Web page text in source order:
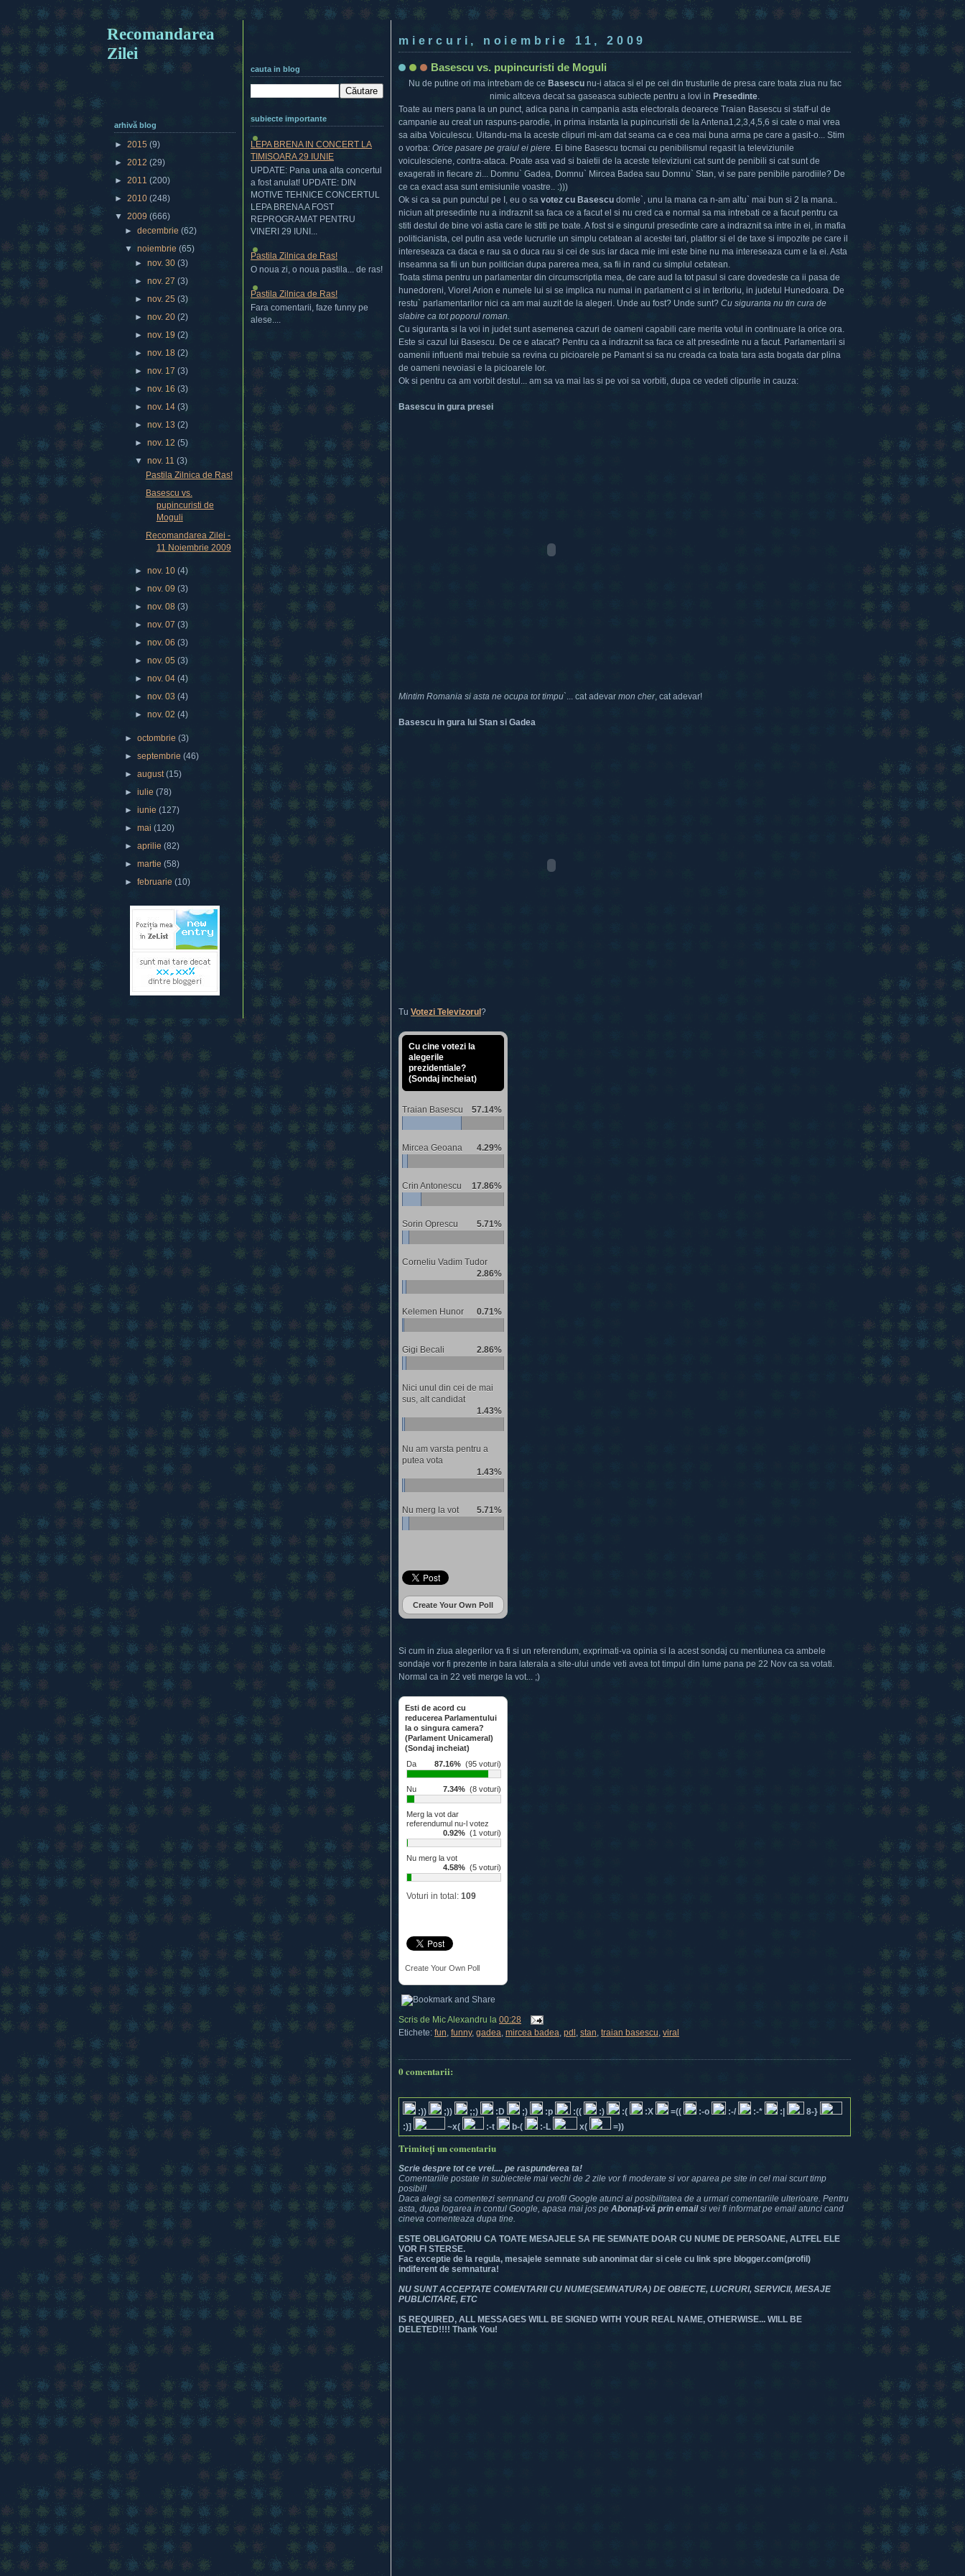
miercuri, noiembrie 11, 2009
Basescu vs. pupincuristi de Moguli
Nu de putine ori ma intrebam de ce Basescunu-i ataca si el pe cei din trusturile de presa care toata ziua nu fac
nimic altceva decat sa gaseasca subiecte pentru a lovi in Presedinte.
Toate au mers pana la un punct, adica pana in campania asta electorala deoarece Traian Basescu si staff-ul de
campanie au creat un raspuns-parodie, in prima instanta la pupincuristii de la Antena1,2,3,4,5,6 si cate o mai vrea
sa aiba Voiculescu. Uitandu-ma la aceste clipuri mi-am dat seama ca e cea mai buna arma pe care a gasit-o... Stim
o vorba: Orice pasare pe graiul ei piere. Ei bine Basescu tocmai cu penibilismul regasit la televiziunile
voiculesciene, contra-ataca. Poate asa vad si baietii de la aceste televiziuni cat sunt de penibili si cat sunt de
exagerati in fiecare zi... Domnu` Gadea, Domnu` Mircea Badea sau Domnu` Stan, vi se pare penibile parodiile? De
ce ca exact asa sunt emisiunile voastre.. :)))
Ok si ca sa pun punctul pe I, eu o sa votez cu Basescu domle`, unu la mana ca n-am altu` mai bun si 2 la mana..
niciun alt presedinte nu a indraznit sa faca ce a facut el si nu cred ca e normal sa ma intrebati ce a facut pentru ca
stiti destul de bine voi astia care le stiti pe toate. A fost si e singurul presedinte care a indraznit sa intre in ei, in mafia
politicianista, cel putin asa vede lucrurile un simplu cetatean al acestei tari, platitor si el de taxe si impozite pe care il
intereseaza ca daca e rau sa o duca rau si cei de sus iar daca mie imi este bine nu ma intereseaza cum e la ei. Asta
inseamna sa fii un bun politician dupa parerea mea, sa fii in rand cu simplul cetatean.
Toata stima pentru un parlamentar din circumscriptia mea, de care aud la tot pasul si care dovedeste ca ii pasa de
hunedoreni, Viorel Arion e numele lui si se implica nu numai in parlament ci si in teritoriu, in judetul Hunedoara. De
restu` parlamentarilor nici ca am mai auzit de la alegeri. Unde au fost? Unde sunt? Cu siguranta nu tin cura de
slabire ca tot poporul roman.
Cu siguranta si la voi in judet sunt asemenea cazuri de oameni capabili care merita votul in continuare la orice ora.
Este si cazul lui Basescu. De ce e atacat? Pentru ca a indraznit sa faca ce alt presedinte nu a facut. Parlamentarii si
oamenii influenti mai trebuie sa revina cu picioarele pe Pamant si sa nu creada ca toata tara asta bogata dar plina
de oameni nevoiasi e la picioarele lor.
Ok si pentru ca am vorbit destul... am sa va mai las si pe voi sa vorbiti, dupa ce vedeti clipurile in cauza:
Basescu in gura presei
Mintim Romania si asta ne ocupa tot timpu`... cat adevar mon cher, cat adevar!
Basescu in gura lui Stan si Gadea
Tu Votezi Televizorul ?
Cu cine votezi la
alegerile
prezidentiale?
(Sondaj incheiat)
Traian Basescu 57.14%
Mircea Geoana 4.29%
Crin Antonescu 17.86%
Sorin Oprescu 5.71%
Corneliu Vadim Tudor
2.86%
Kelemen Hunor 0.71%
Gigi Becali 2.86%
Nici unul din cei de mai
sus, alt candidat
1.43%
Nu am varsta pentru a
putea vota
1.43%
Nu merg la vot 5.71%
Create Your Own Poll
Si cum in ziua alegerilor va fi si un referendum, exprimati-va opinia si la acest sondaj cu mentiunea ca ambele
sondaje vor fi prezente in bara laterala a site-ului unde veti avea tot timpul din lume pana pe 22 Nov ca sa votati.
Normal ca in 22 veti merge la vot... ;)
Esti de acord cu
reducerea Parlamentului
la o singura camera?
(Parlament Unicameral)
(Sondaj incheiat)
Da
87.16% (95 voturi)
Nu 7.34% (8 voturi)
Merg la vot dar
referendumul nu-l votez
0.92% (1 voturi)
Nu merg la vot
4.58% (5 voturi)
Voturi in total: 109
Create Your Own Poll
Scris de Mic Alexandru la 00:28
Etichete: fun, funny, gadea, mircea badea, pdl , stan, traian basescu, viral
0 comentarii:
:)) ;)) ;;) :D ;) :p :(( :) :( :X =(( :-o :-/ :-* :|
8-}
:)]
~x( :-t b-( :-L x( =))
Trimiteți un comentariu
Scrie despre tot ce vrei.... pe raspunderea ta!
Comentariile postate in subiectele mai vechi de 2 zile vor fi moderate si vor aparea pe site in cel mai scurt timp
posibil!
Daca alegi sa comentezi semnand cu profil Google atunci ai posibilitatea de a urmari comentariile ulterioare. Pentru
asta, dupa logarea in contul Google, apasa mai jos pe Abonaţi-vă prin emailsi vei fi informat pe email atunci cand
cineva comenteaza dupa tine.
ESTE OBLIGATORIU CA TOATE MESAJELE SA FIE SEMNATE DOAR CU NUME DE PERSOANE, ALTFEL ELE
VOR FI STERSE.
Fac exceptie de la regula, mesajele semnate sub anonimat dar si cele cu link spre blogger.com(profil)
indiferent de semnatura!
NU SUNT ACCEPTATE COMENTARII CU NUME(SEMNATURA) DE OBIECTE, LUCRURI, SERVICII, MESAJE
PUBLICITARE, ETC
IS REQUIRED, ALL MESSAGES WILL BE SIGNED WITH YOUR REAL NAME, OTHERWISE... WILL BE
DELETED!!!! Thank You!
cauta in blog
subiecte importante
LEPA BRENA IN CONCERT LA
TIMISOARA 29 IUNIE
UPDATE: Pana una alta concertul
a fost anulat! UPDATE: DIN
MOTIVE TEHNICE CONCERTUL
LEPA BRENA A FOST
REPROGRAMAT PENTRU
VINERI 29 IUNI...
Pastila Zilnica de Ras!
O noua zi, o noua pastila... de ras!
Pastila Zilnica de Ras!
Fara comentarii, faze funny pe
alese....
Recomandarea
Zilei
arhivă blog
► 2015 (9)
► 2012 (29)
► 2011 (200)
► 2010 (248)
▼ 2009 (666)
►decembrie(62)
▼noiembrie(65)
►nov. 30(3)
►nov. 27(3)
►nov. 25(3)
►nov. 20(2)
►nov. 19(2)
►nov. 18(2)
►nov. 17(3)
►nov. 16(3)
►nov. 14(3)
►nov. 13(2)
►nov. 12(5)
▼nov. 11(3)
Pastila Zilnica de Ras!
Basescu vs.
pupincuristi de
Moguli
Recomandarea Zilei -
11 Noiembrie 2009
►nov. 10(4)
►nov. 09(3)
►nov. 08(3)
►nov. 07(3)
►nov. 06(3)
►nov. 05(3)
►nov. 04(4)
►nov. 03(4)
►nov. 02(4)
►octombrie(3)
►septembrie(46)
►august(15)
►iulie(78)
►iunie(127)
►mai(120)
►aprilie(82)
►martie(58)
►februarie(10)